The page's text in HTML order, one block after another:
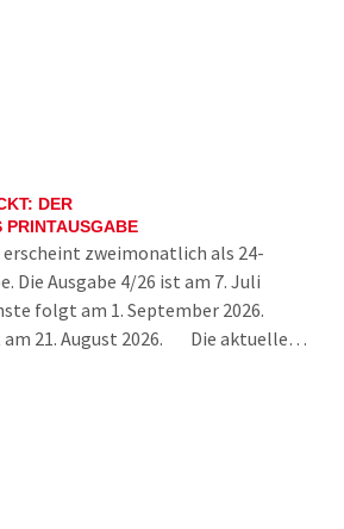
DER
PRINTAUSGABE
erscheint zweimonatlich als 24-
Die Ausgabe 4/26 ist am 7. Juli
folgt am 1. September 2026.
am 21. August 2026. Die aktuelle…